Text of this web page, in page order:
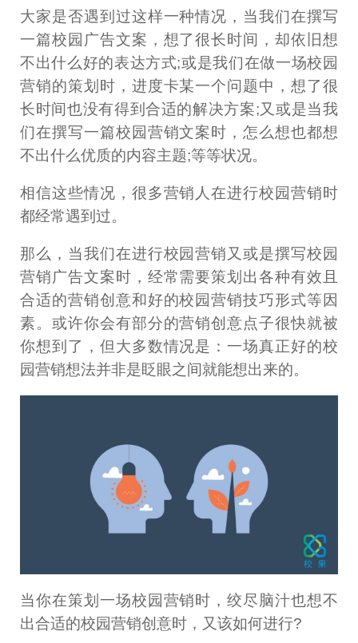
大家是否遇到过这样一种情况，当我们在撰写
一篇校园广告文案，想了很长时间，却依旧想
不出什么好的表达方式;或是我们在做一场校园
营销的策划时，进度卡某一个问题中，想了很
长时间也没有得到合适的解决方案;又或是当我
们在撰写一篇校园营销文案时，怎么想也都想
不出什么优质的内容主题;等等状况。
相信这些情况，很多营销人在进行校园营销时
都经常遇到过。
那么，当我们在进行校园营销又或是撰写校园
营销广告文案时，经常需要策划出各种有效且
合适的营销创意和好的校园营销技巧形式等因
素。或许你会有部分的营销创意点子很快就被
你想到了，但大多数情况是：一场真正好的校
园营销想法并非是眨眼之间就能想出来的。
当你在策划一场校园营销时，绞尽脑汁也想不
出合适的校园营销创意时，又该如何进行?